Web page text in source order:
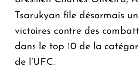
Tsarukyan file désormais
victoires contre des
dans le top 10 de la
de l’UFC.